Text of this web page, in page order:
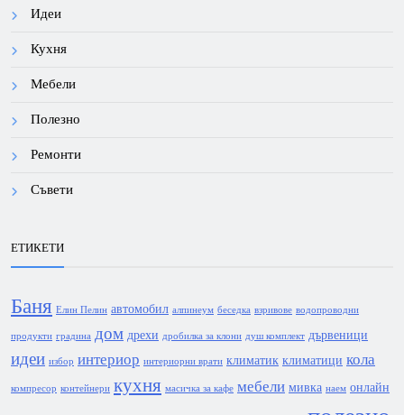
Идеи
Кухня
Мебели
Полезно
Ремонти
Съвети
ЕТИКЕТИ
Баня Елин Пелин автомобил алпинеум беседка взривове водопроводни
продукти градина дом дрехи дробилка за клони душ комплект дървеници
идеи избор интериор интериорни врати климатик климатици кола
компресор контейнери кухня масичка за кафе мебели мивка наем онлайн